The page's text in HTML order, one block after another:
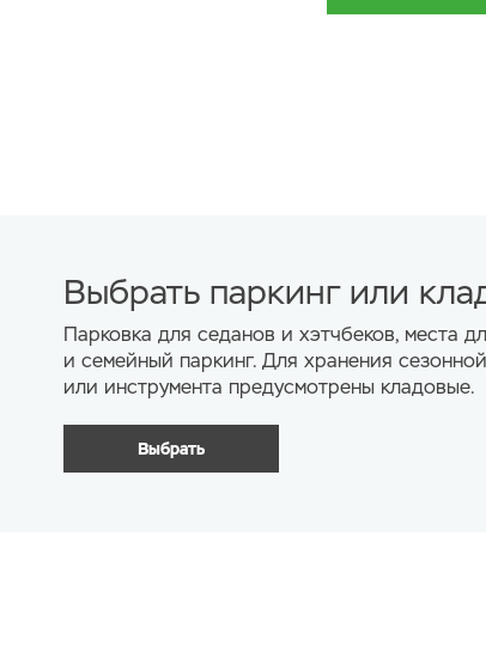
Древесная
см с
смесителем,
система с
Одноуровневый
Выбрать паркинг или
Парковка для седанов и хэтчбеков, места
и семейный паркинг. Для хранения
или инструмента предусмотрены кладовые.
Выбрать